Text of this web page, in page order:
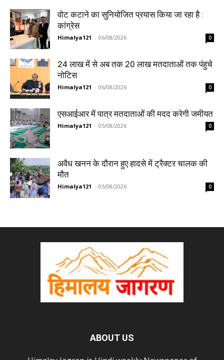
वोट कटाने का सुनियोजित प्रयास किया जा रहा है :
कांग्रेस
Himalya121 - 06/08/2026 0
24 लाख में से अब तक 20 लाख मतदाताओं तक पंहुचे
नोटिस
Himalya121 - 06/08/2026 0
एसआईआर में पात्र मतदाताओं की मदद करेगी जमीयत
Himalya121 - 05/08/2026 0
अवैध खनन के दौरान हुए हादसे में ट्रैक्टर चालक की
मौत
Himalya121 - 05/08/2026 0
ABOUT US